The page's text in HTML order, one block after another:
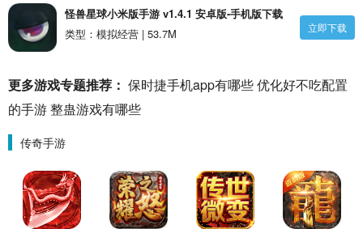
怪兽星球小米版手游 v1.4.1 安卓版-手机版下载
类型：模拟经营 | 53.7M
立即下载
更多游戏专题推荐： 保时捷手机app有哪些优化好不吃配置
的手游整蛊游戏有哪些
传奇手游